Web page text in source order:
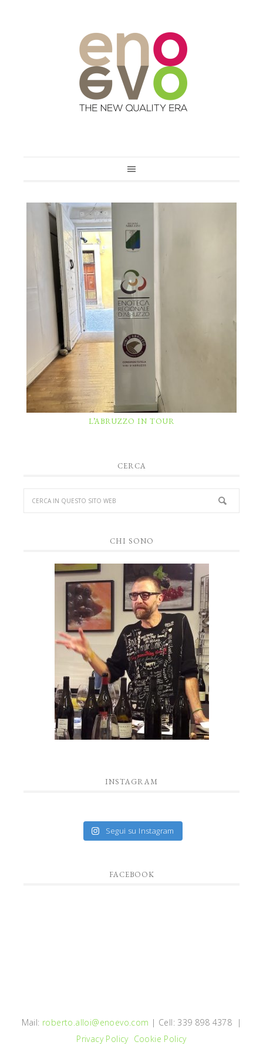
L’ABRUZZO IN TOUR
CERCA
CHI SONO
INSTAGRAM
Segui su Instagram
FACEBOOK
Mail: roberto.alloi@enoevo.com | Cell: 339 898 4378 |
Privacy Policy Cookie Policy